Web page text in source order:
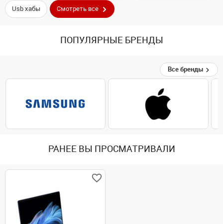
Usb хабы Смотреть все
ПОПУЛЯРНЫЕ БРЕНДЫ
Все бренды
РАНЕЕ ВЫ ПРОСМАТРИВАЛИ